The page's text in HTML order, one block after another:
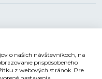
o našich návštevníkoch, na
prispôsobeného
z webových stránok. Pre
nastavenia.